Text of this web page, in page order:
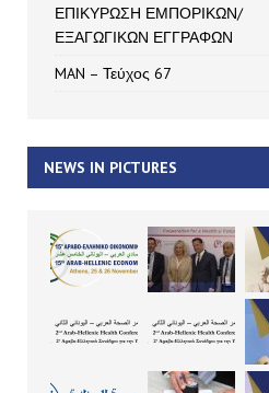
ΕΠΙΚΥΡΩΣΗ ΕΜΠΟΡΙΚΩΝ/
ΕΞΑΓΩΓΙΚΩΝ ΕΓΓΡΑΦΩΝ
MAN – Τεύχος 67
NEWS IN PICTURES